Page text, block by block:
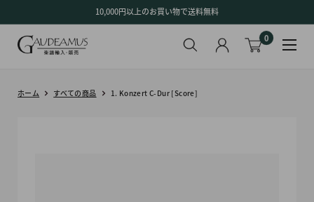
ン
10,000円以上のお買い物で送料無料
0
ホーム すべての商品 1. Konzert C-Dur [Score]